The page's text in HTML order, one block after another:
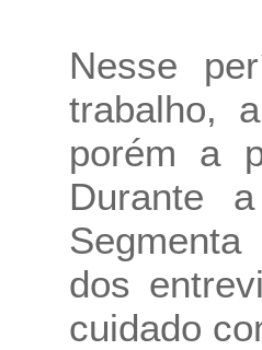
Nesse
trabalho,
porém a
Durante
dos
cuidado